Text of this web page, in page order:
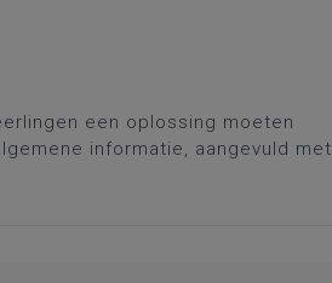
een oplossing moeten
informatie, aangevuld met